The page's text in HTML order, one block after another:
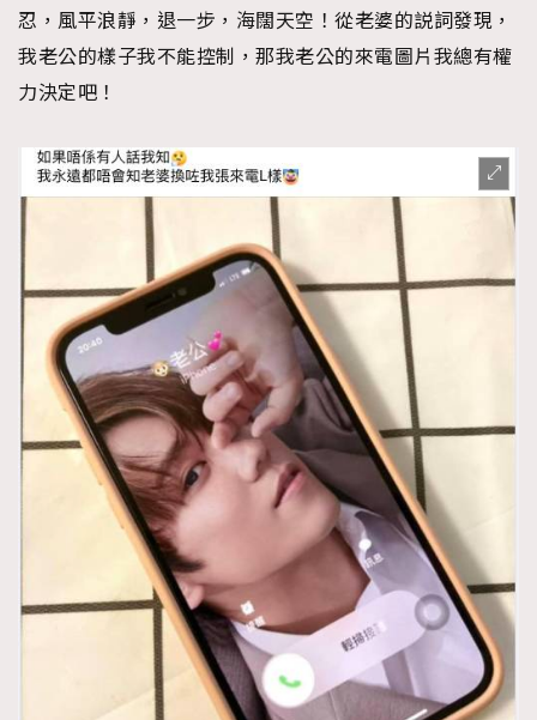
忍，風平浪靜，退一步，海闊天空！從老婆的説詞發現，
我老公的樣子我不能控制，那我老公的來電圖片我總有權
力決定吧！